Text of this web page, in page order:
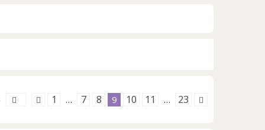
1 … 7 8 9 10 11 … 23